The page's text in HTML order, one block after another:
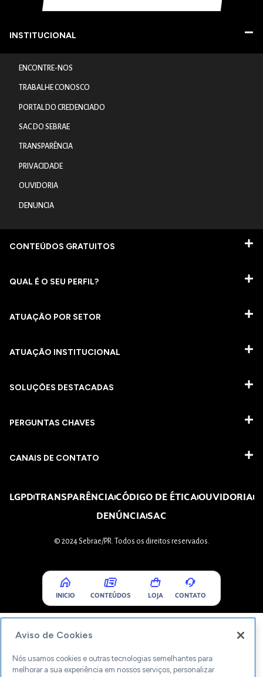
INSTITUCIONAL
ENCONTRE-NOS
TRABALHE CONOSCO
PORTAL DO CREDENCIADO
SAC DO SEBRAE
TRANSPARÊNCIA
PRIVACIDADE
OUVIDORIA
DENUNCIA
CONTEÚDOS GRATUITOS
QUAL É O SEU PERFIL?
ATUAÇÃO POR SETOR
ATUAÇÃO INSTITUCIONAL
SOLUÇÕES DESTACADAS
PERGUNTAS CHAVES​
CANAIS DE CONTATO
LGPDTRANSPARÊNCIACÓDIGO DE ÉTICAOUVIDORIA
DENÚNCIASAC
© 2024 Sebrae/PR. Todos os direitos reservados.
INICIO CONTEÚDOS LOJA CONTATO
Aviso de Cookies
Nós usamos cookies e outras tecnologias semelhantes para
melhorar a sua experiência em nossos serviços, personalizar